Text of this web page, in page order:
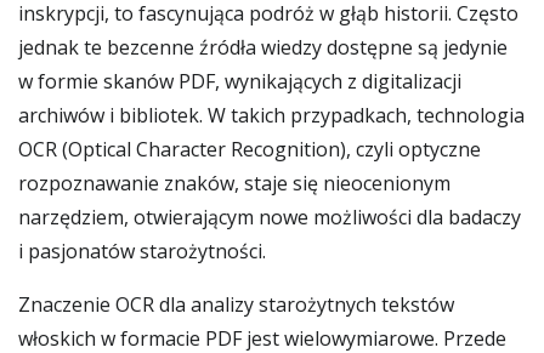
inskrypcji, to fascynująca podróż w głąb historii. Często
jednak te bezcenne źródła wiedzy dostępne są jedynie
w formie skanów PDF, wynikających z digitalizacji
archiwów i bibliotek. W takich przypadkach, technologia
OCR (Optical Character Recognition), czyli optyczne
rozpoznawanie znaków, staje się nieocenionym
narzędziem, otwierającym nowe możliwości dla badaczy
i pasjonatów starożytności.
Znaczenie OCR dla analizy starożytnych tekstów
włoskich w formacie PDF jest wielowymiarowe. Przede